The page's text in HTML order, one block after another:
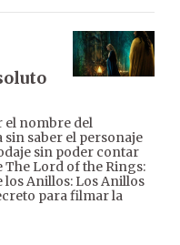
el nombre del
sin saber el personaje
sin poder contar
The Lord of the Rings:
los Anillos: Los Anillos
para filmar la